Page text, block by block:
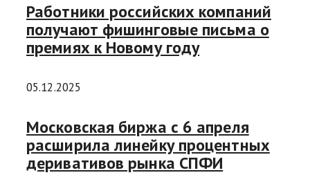
Работники российских компаний
получают фишинговые письма о
премиях к Новому году
05.12.2025
Московская биржа с 6 апреля
расширила линейку процентных
деривативов рынка СПФИ